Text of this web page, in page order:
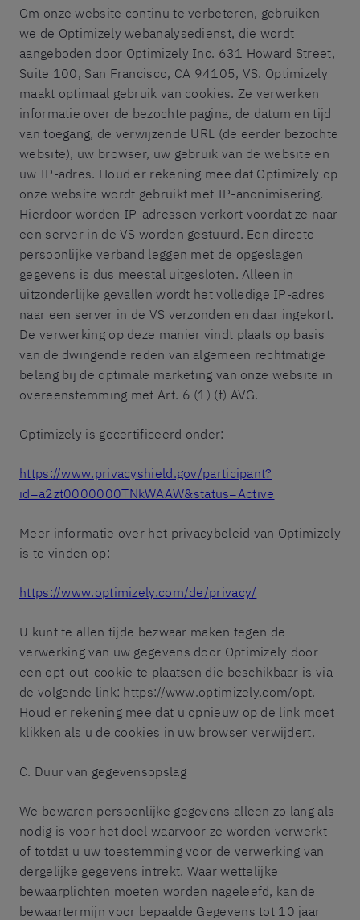
Om onze website continu te verbeteren, gebruiken
we de Optimizely webanalysedienst, die wordt
aangeboden door Optimizely Inc. 631 Howard Street,
Suite 100, San Francisco, CA 94105, VS. Optimizely
maakt optimaal gebruik van cookies. Ze verwerken
informatie over de bezochte pagina, de datum en tijd
van toegang, de verwijzende URL (de eerder bezochte
website), uw browser, uw gebruik van de website en
uw IP-adres. Houd er rekening mee dat Optimizely op
onze website wordt gebruikt met IP-anonimisering.
Hierdoor worden IP-adressen verkort voordat ze naar
een server in de VS worden gestuurd. Een directe
persoonlijke verband leggen met de opgeslagen
gegevens is dus meestal uitgesloten. Alleen in
uitzonderlijke gevallen wordt het volledige IP-adres
naar een server in de VS verzonden en daar ingekort.
De verwerking op deze manier vindt plaats op basis
van de dwingende reden van algemeen rechtmatige
belang bij de optimale marketing van onze website in
overeenstemming met Art. 6 (1) (f) AVG.
Optimizely is gecertificeerd onder:
https://www.privacyshield.gov/participant?
id=a2zt0000000TNkWAAW&status=Active
Meer informatie over het privacybeleid van Optimizely
is te vinden op:
https://www.optimizely.com/de/privacy/
U kunt te allen tijde bezwaar maken tegen de
verwerking van uw gegevens door Optimizely door
een opt-out-cookie te plaatsen die beschikbaar is via
de volgende link: https://www.optimizely.com/opt.
Houd er rekening mee dat u opnieuw op de link moet
klikken als u de cookies in uw browser verwijdert.
C. Duur van gegevensopslag
We bewaren persoonlijke gegevens alleen zo lang als
nodig is voor het doel waarvoor ze worden verwerkt
of totdat u uw toestemming voor de verwerking van
dergelijke gegevens intrekt. Waar wettelijke
bewaarplichten moeten worden nageleefd, kan de
bewaartermijn voor bepaalde Gegevens tot 10 jaar